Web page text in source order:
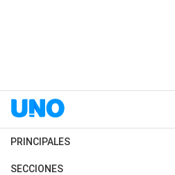
PRINCIPALES
Últimas Noticias
SECCIONES